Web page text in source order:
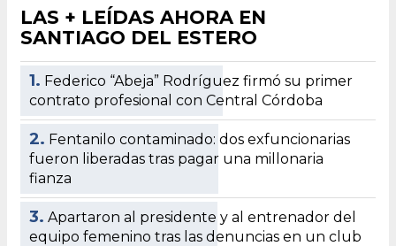
LAS + LEÍDAS AHORA EN
SANTIAGO DEL ESTERO
1. Federico “Abeja” Rodríguez firmó su primer
contrato profesional con Central Córdoba
2. Fentanilo contaminado: dos exfuncionarias
fueron liberadas tras pagar una millonaria
fianza
3. Apartaron al presidente y al entrenador del
equipo femenino tras las denuncias en un club